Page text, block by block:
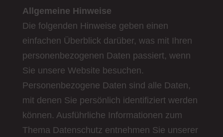
Allgemeine Hinweise
Die folgenden Hinweise geben einen
einfachen Überblick darüber, was mit Ihren
personenbezogenen Daten passiert, wenn
Sie unsere Website besuchen.
Personenbezogene Daten sind alle Daten,
mit denen Sie persönlich identifiziert werden
können. Ausführliche Informationen zum
Thema Datenschutz entnehmen Sie unserer